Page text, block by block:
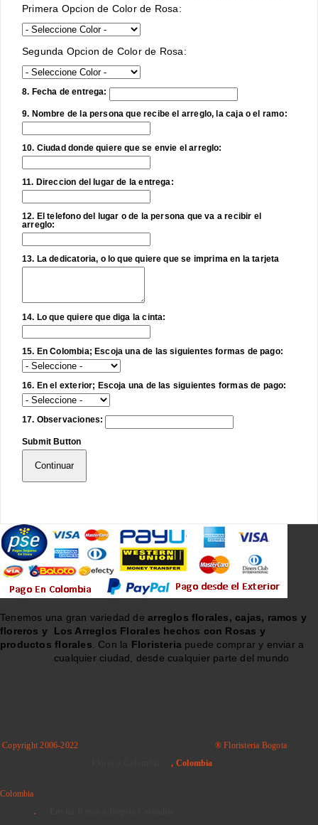
Primera Opcion de Color de Rosa:
Segunda Opcion de Color de Rosa:
8. Fecha de entrega:
9. Nombre de la persona que recibe el arreglo, la caja o el ramo:
10. Ciudad donde quiere que se envie el arreglo:
11. Direccion del lugar de la entrega:
12. El telefono del lugar o de la persona que va a recibir el
arreglo:
13. La dedicatoria, o lo que quiere que se imprima en la tarjeta
14. Lo que quiere que diga la cinta:
15. En Colombia; Escoja una de las siguientes formas de pago:
16. En el exterior; Escoja una de las siguientes formas de pago:
17. Observaciones:
Submit Button
Continuar
Tenemos una gran variedad dearreglos florales, cajas, ramos y
floreros y
Los Arreglos Florales hechos con Rosas y
productos florales . Con la Floristeria puede comprar y enviar a
cualquier ciudad, desde cualquier parte del mundo
Copyright 2006-2022
, Colombia
® Floristeria Bogota
Colombia
.